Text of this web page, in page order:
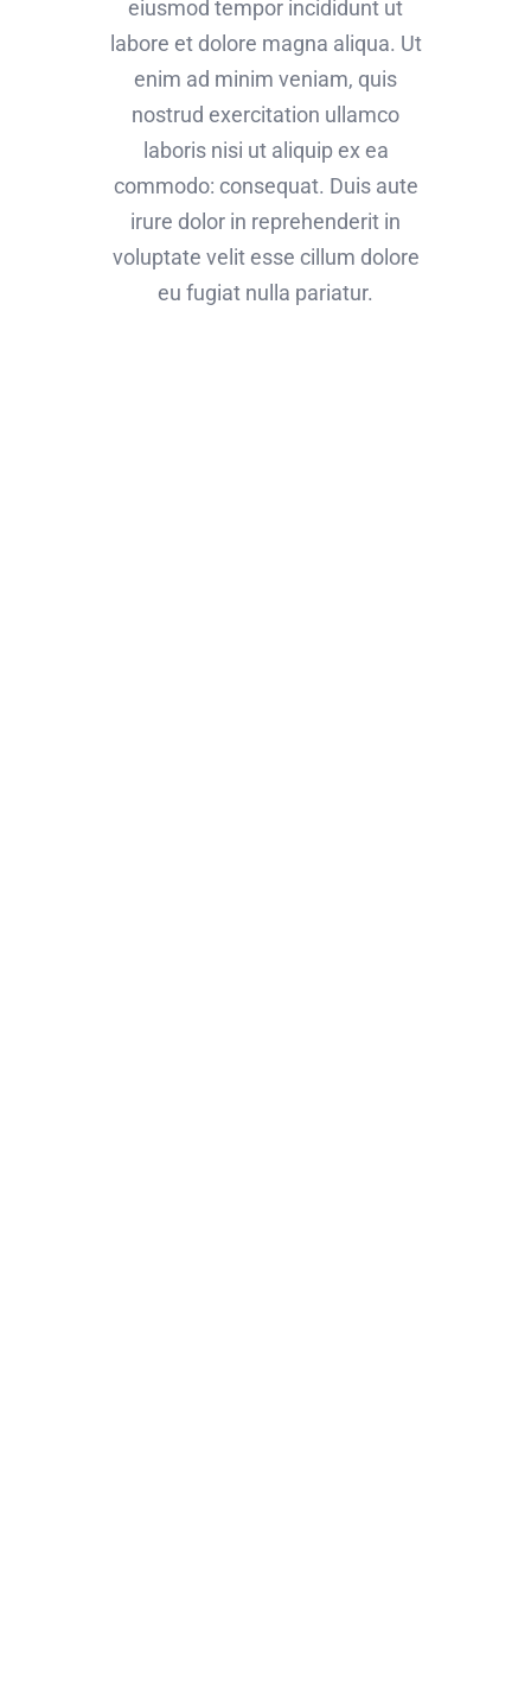
eiusmod tempor incididunt ut
labore et dolore magna aliqua. Ut
enim ad minim veniam, quis
nostrud exercitation ullamco
laboris nisi ut aliquip ex ea
commodo: consequat. Duis aute
irure dolor in reprehenderit in
voluptate velit esse cillum dolore
eu fugiat nulla pariatur.